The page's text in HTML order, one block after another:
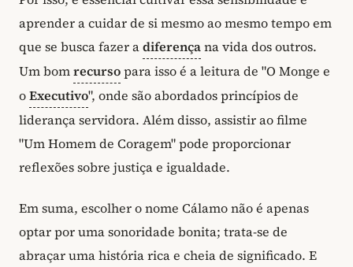
aprender a cuidar de si mesmo ao mesmo tempo em
que se busca fazer adiferençana vida dos outros.
Um bomrecursopara isso é a leitura de "O Monge e
oExecutivo", onde são abordados princípios de
liderança servidora. Além disso, assistir ao filme
"Um Homem de Coragem" pode proporcionar
reflexões sobre justiça e igualdade.
Em suma, escolher o nome Cálamo não é apenas
optar por uma sonoridade bonita; trata-se de
abraçar uma história rica e cheia de significado. E